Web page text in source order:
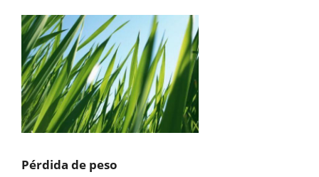
Pérdida de peso